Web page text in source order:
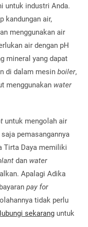
untuk industri Anda.
kandungan air,
menggunakan air
air dengan pH
mineral yang dapat
di dalam mesinboiler,
menggunakan water
untuk mengolah air
pemasangannya
Tirta Daya memiliki
dan water
Apalagi Adika
pay for
tidak perlu
sekarang untuk